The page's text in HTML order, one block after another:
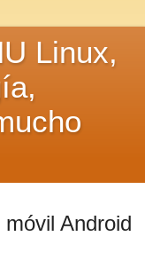
Linux,
Android